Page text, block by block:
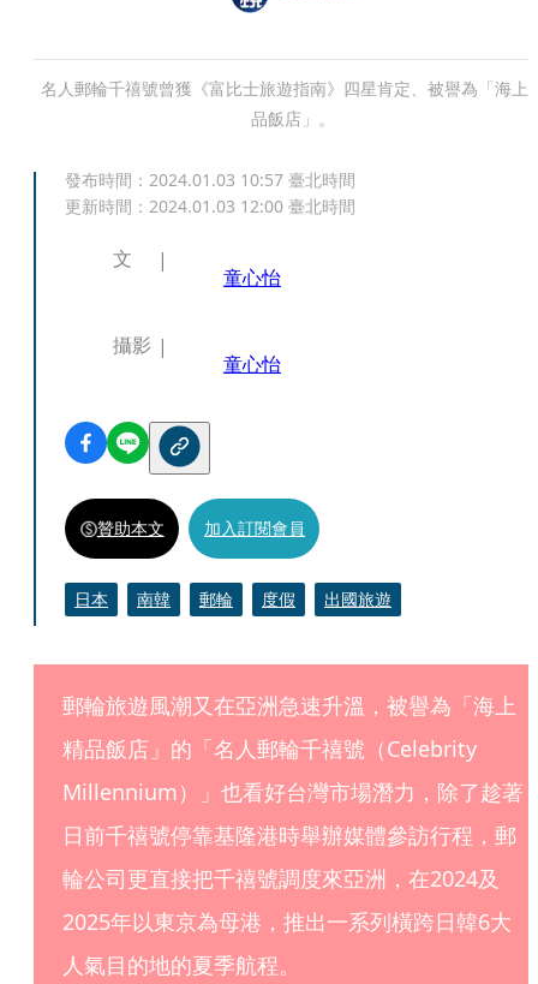
名人郵輪千禧號曾獲《富比士旅遊指南》四星肯定、被譽為「海上
品飯店」。
發布時間： 2024.01.03 10:57 臺北時間
更新時間： 2024.01.03 12:00 臺北時間
文
童心怡
攝影
童心怡
贊助本文 加入訂閱會員
日本 南韓 郵輪 度假 出國旅遊
郵輪旅遊風潮又在亞洲急速升溫，被譽為「海上
精品飯店」的「名人郵輪千禧號（Celebrity
Millennium）」也看好台灣市場潛力，除了趁著
日前千禧號停靠基隆港時舉辦媒體參訪行程，郵
輪公司更直接把千禧號調度來亞洲，在2024及
2025年以東京為母港，推出一系列橫跨日韓6大
人氣目的地的夏季航程。